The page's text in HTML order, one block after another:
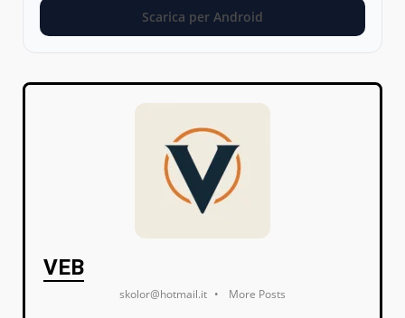
Scarica per Android
VEB
skolor@hotmail.it • More Posts